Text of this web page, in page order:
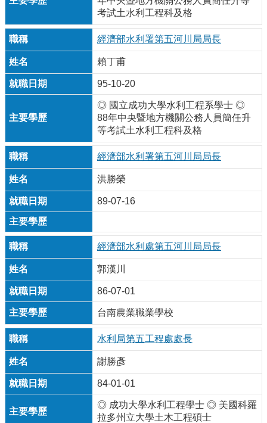
考試土水利工程科及格
經濟部水利署第五河川局局長
賴丁甫
95-10-20
◎ 國立成功大學水利工程系學士 ◎
88年中央暨地方機關公務人員簡任升
等考試土水利工程科及格
經濟部水利署第五河川局局長
洪勝榮
89-07-16
經濟部水利處第五河川局局長
郭漢川
86-07-01
台南農業職業學校
水利局第五工程處處長
謝勝彥
84-01-01
◎ 成功大學水利工程學士 ◎ 美國科羅
拉多州立大學土木工程碩士